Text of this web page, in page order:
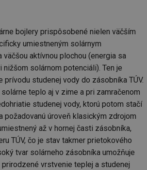
bojlery prispôsobené nielen väčším
umiestneným solárnym
aktívnou plochou (energia sa
nižšom solárnom potenciáli). Ten je
prívodu studenej vody do zásobníka TÚV.
teplo aj v zime a pri zamračenom
studenej vody, ktorú potom stačí
požadovanú úroveň klasickým zdrojom
až v hornej časti zásobníka,
TÚV, čo je stav takmer prietokového
tvar solárneho zásobníka umožňuje
vrstvenie teplej a studenej